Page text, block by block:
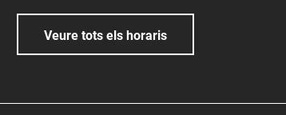
Veure tots els horaris